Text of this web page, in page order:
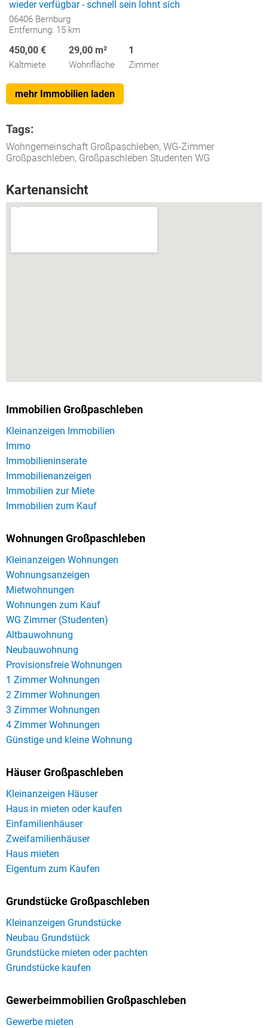
wieder verfügbar - schnell sein lohnt sich
06406 Bernburg
Entfernung: 15 km
450,00 €
Kaltmiete
29,00 m²
Wohnfläche
1
Zimmer
mehr Immobilien laden
Tags:
Wohngemeinschaft Großpaschleben, WG-Zimmer
Großpaschleben, Großpaschleben Studenten WG
Kartenansicht
Immobilien Großpaschleben
Kleinanzeigen Immobilien
Immo
Immobilieninserate
Immobilienanzeigen
Immobilien zur Miete
Immobilien zum Kauf
Wohnungen Großpaschleben
Kleinanzeigen Wohnungen
Wohnungsanzeigen
Mietwohnungen
Wohnungen zum Kauf
WG Zimmer (Studenten)
Altbauwohnung
Neubauwohnung
Provisionsfreie Wohnungen
1 Zimmer Wohnungen
2 Zimmer Wohnungen
3 Zimmer Wohnungen
4 Zimmer Wohnungen
Günstige und kleine Wohnung
Häuser Großpaschleben
Kleinanzeigen Häuser
Haus in mieten oder kaufen
Einfamilienhäuser
Zweifamilienhäuser
Haus mieten
Eigentum zum Kaufen
Grundstücke Großpaschleben
Kleinanzeigen Grundstücke
Neubau Grundstück
Grundstücke mieten oder pachten
Grundstücke kaufen
Gewerbeimmobilien Großpaschleben
Gewerbe mieten